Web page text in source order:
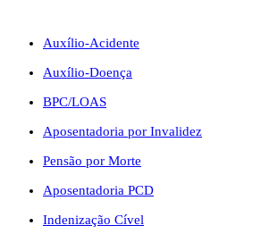
Auxílio-Acidente
Auxílio-Doença
BPC/LOAS
Aposentadoria por Invalidez
Pensão por Morte
Aposentadoria PCD
Indenização Cível